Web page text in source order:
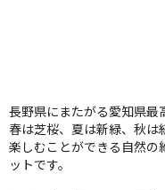
長野県にまたがる愛知県最
春は芝桜、夏は新緑、秋は
楽しむことができる自然の
ットです。